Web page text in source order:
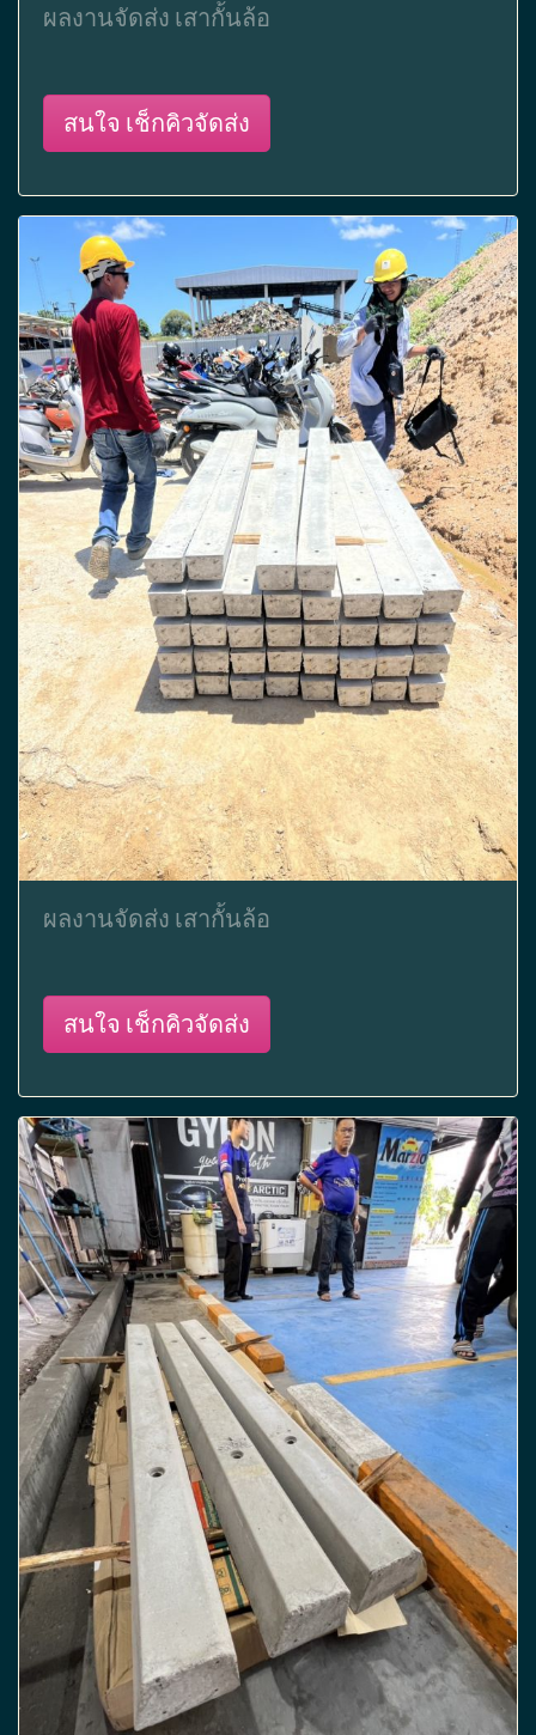
ผลงานจัดส่ง เสากั้นล้อ
สนใจ เช็กคิวจัดส่ง
ผลงานจัดส่ง เสากั้นล้อ
สนใจ เช็กคิวจัดส่ง